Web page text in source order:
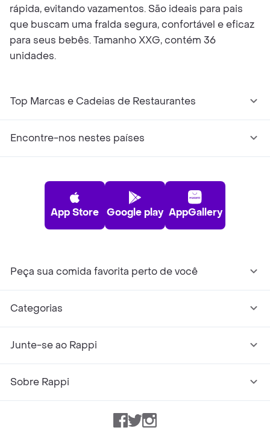
rápida, evitando vazamentos. São ideais para pais
que buscam uma fralda segura, confortável e eficaz
para seus bebês. Tamanho XXG, contém 36
unidades.
Top Marcas e Cadeias de Restaurantes
Encontre-nos nestes países
App Store Google play AppGallery
Peça sua comida favorita perto de você
Categorias
Junte-se ao Rappi
Sobre Rappi
Facebook
TwitterInstagram